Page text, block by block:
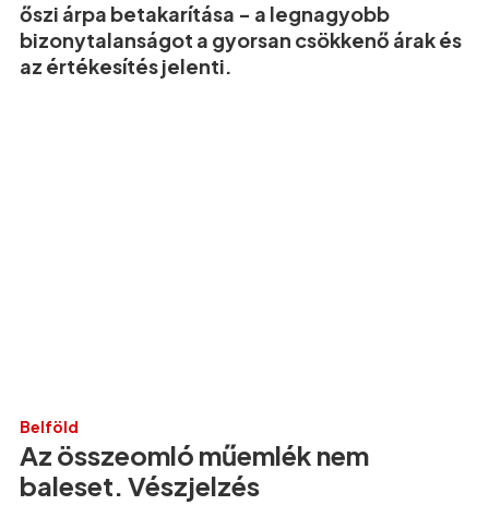
őszi árpa betakarítása - a legnagyobb
bizonytalanságot a gyorsan csökkenő árak és
az értékesítés jelenti.
Belföld
Az összeomló műemlék nem
baleset. Vészjelzés